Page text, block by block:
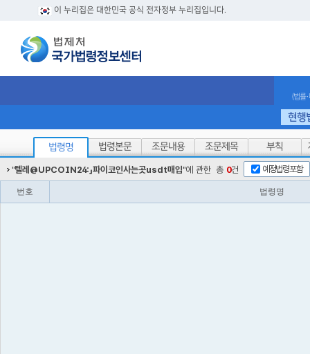
이 누리집은 대한민국 공식 전자정부 누리집입니다.
(법률
현행
법령명 법령본문 조문내용 조문제목 부칙
"텔레@UPCOIN24:」파이코인사는곳usdt매입"에 관한 총 0건 예정법령포함
번호 법령명